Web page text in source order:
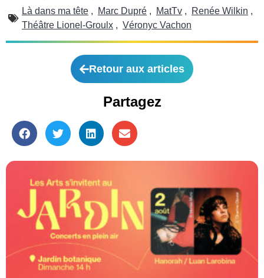
Là dans ma tête , Marc Dupré , MatTv , Renée Wilkin ,
Théâtre Lionel-Groulx , Véronyc Vachon
Retour aux articles
Partagez